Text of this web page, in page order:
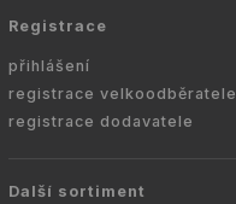
Registrace
přihlášení
registrace velkoodběratele
registrace dodavatele
Další sortiment